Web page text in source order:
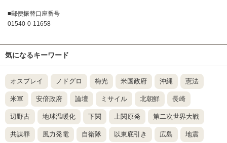
■郵便振替口座番号
01540-0-11658
気になるキーワード
オスプレイ ノドグロ 梅光 米国政府 沖縄 憲法
米軍 安倍政府 論壇 ミサイル 北朝鮮 長崎
辺野古 地球温暖化 下関 上関原発 第二次世界大戦
共謀罪 風力発電 自衛隊 以東底引き 広島 地震